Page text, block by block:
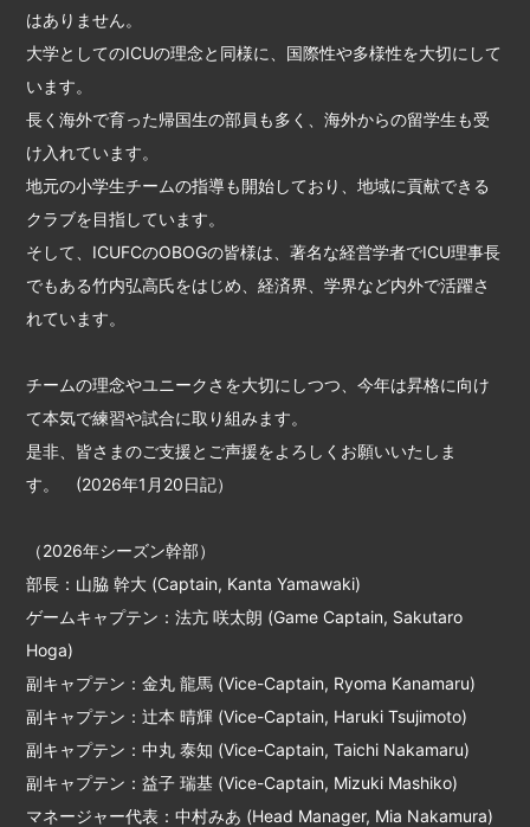
はありません。
大学としてのICUの理念と同様に、国際性や多様性を大切にして
います。
長く海外で育った帰国生の部員も多く、海外からの留学生も受
け入れています。
地元の小学生チームの指導も開始しており、地域に貢献できる
クラブを目指しています。
そして、ICUFCのOBOGの皆様は、著名な経営学者でICU理事長
でもある竹内弘高氏をはじめ、経済界、学界など内外で活躍さ
れています。
チームの理念やユニークさを大切にしつつ、今年は昇格に向け
て本気で練習や試合に取り組みます。
是非、皆さまのご支援とご声援をよろしくお願いいたしま
す。 (2026年1月20日記）
（2026年シーズン幹部）
部長：山脇 幹大 (Captain, Kanta Yamawaki)
ゲームキャプテン：法亢 咲太朗 (Game Captain, Sakutaro
Hoga)
副キャプテン：金丸 龍馬 (Vice-Captain, Ryoma Kanamaru)
副キャプテン：辻本 晴輝 (Vice-Captain, Haruki Tsujimoto)
副キャプテン：中丸 泰知 (Vice-Captain, Taichi Nakamaru)
副キャプテン：益子 瑞基 (Vice-Captain, Mizuki Mashiko)
マネージャー代表：中村みあ (Head Manager, Mia Nakamura)